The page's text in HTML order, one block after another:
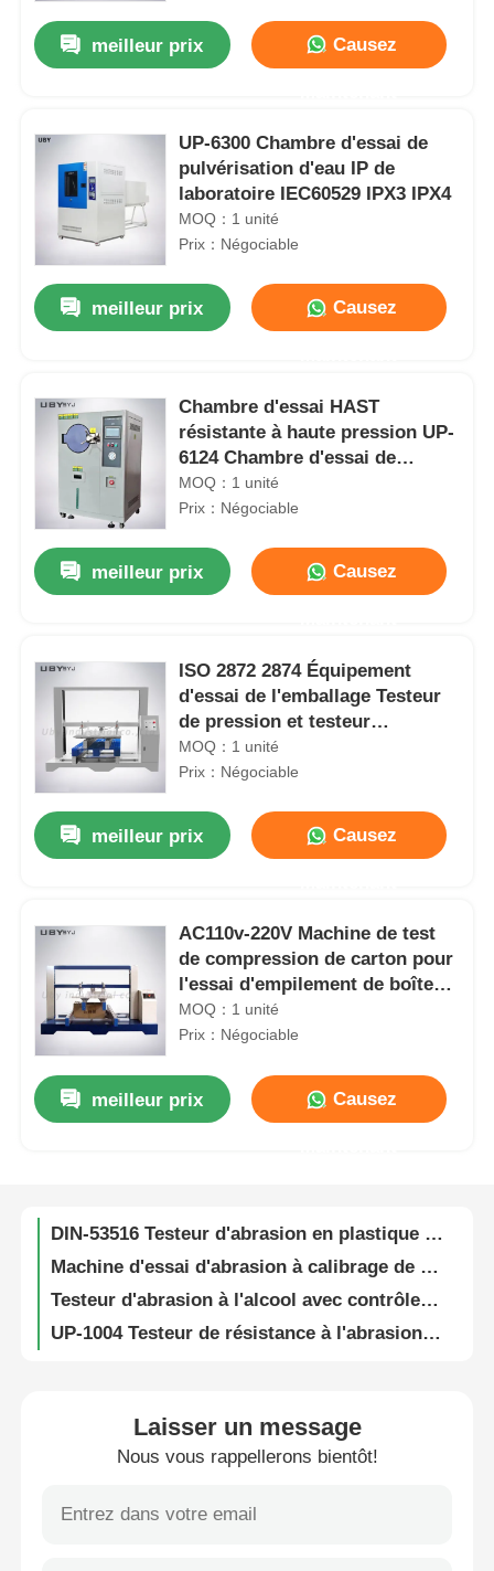
Aperçu
Produits
A propos de nous
Contact
Demande de soumission
Équipement d'essai en laboratoire
meilleur prix Causez
UP-6300 Chambre d'essai de
pulvérisation d'eau IP de
laboratoire IEC60529 IPX3 IPX4
MOQ：1 unité
Prix：Négociable
meilleur prix Causez
Chambre d'essai HAST
résistante à haute pression UP-
6124 Chambre d'essai de
vieillissement par vapeur
MOQ：1 unité
Prix：Négociable
meilleur prix Causez
ISO 2872 2874 Équipement
d'essai de l'emballage Testeur
de pression et testeur
d'empilement UP-6035
MOQ：1 unité
Prix：Négociable
meilleur prix Causez
AC110v-220V Machine de test
de compression de carton pour
l'essai d'empilement de boîtes
en papier ondulé
MOQ：1 unité
Prix：Négociable
meilleur prix Causez
EN ISO20344 Iultcs machine à tester l'abrasion du cuir UP-4018 pour les chaussures et les vêtements
Laisser un message
Nous vous rappellerons bientôt!